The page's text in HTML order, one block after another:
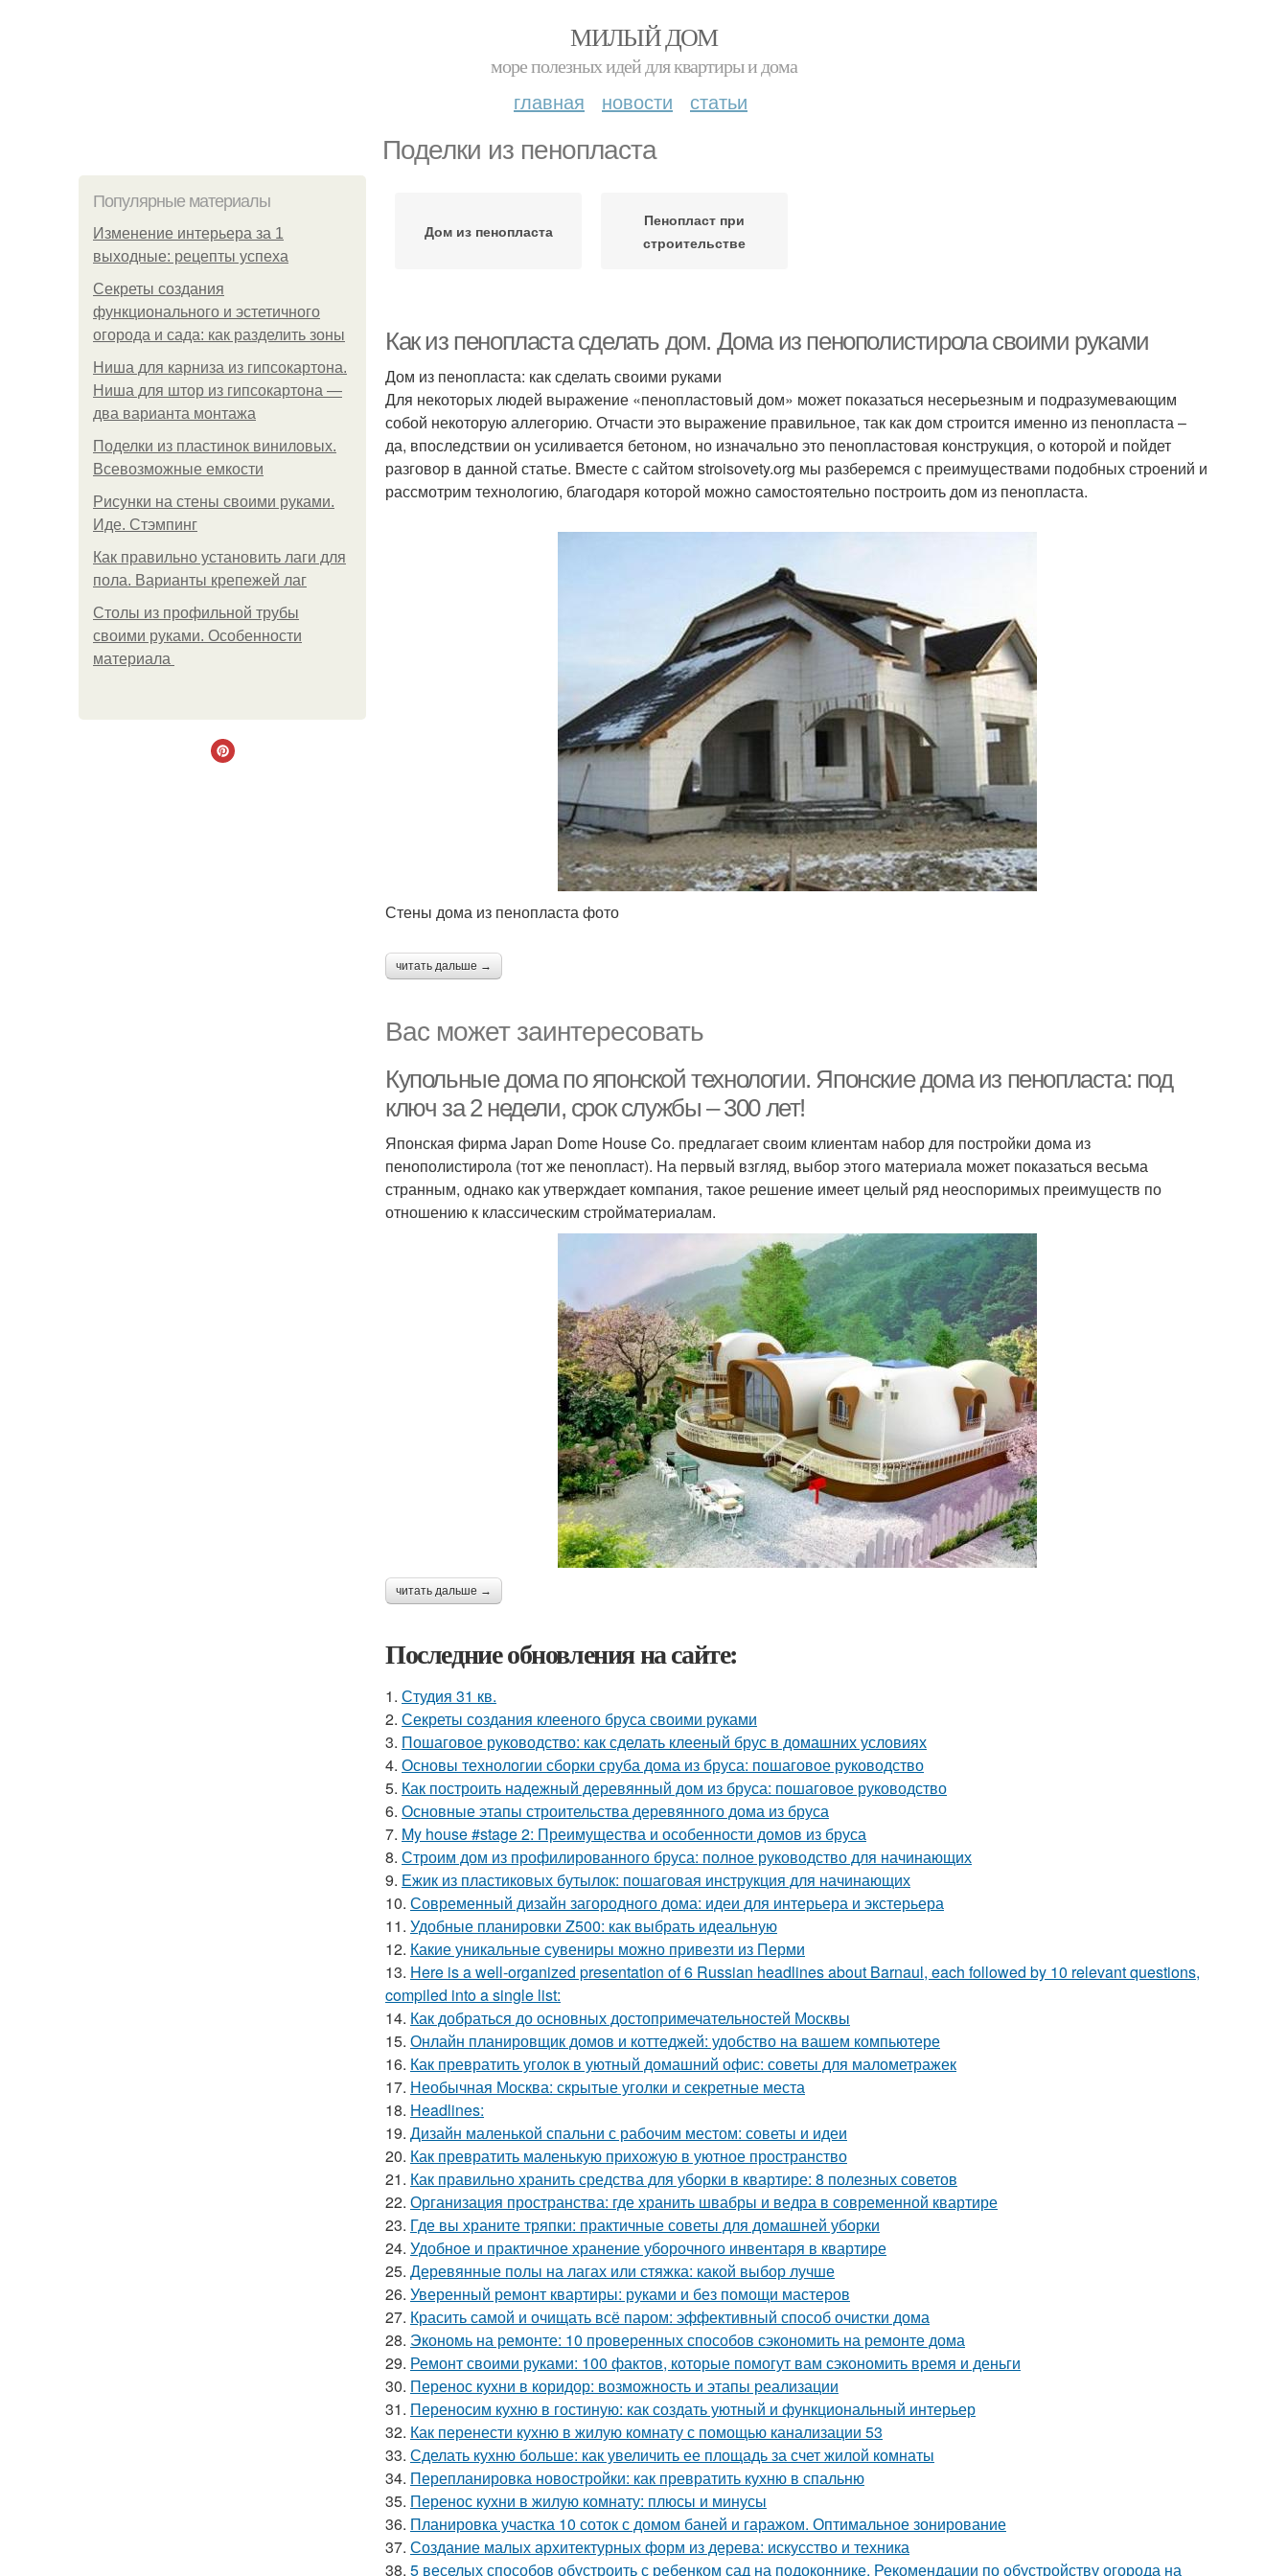
МИЛЫЙ ДОМ
море полезных идей для квартиры и дома
главная новости статьи
Поделки из пенопласта
Популярные материалы
Изменение интерьера за 1
выходные: рецепты успеха
Секреты создания
функционального и эстетичного
огорода и сада: как разделить зоны
Ниша для карниза из гипсокартона.
Ниша для штор из гипсокартона —
два варианта монтажа
Поделки из пластинок виниловых.
Всевозможные емкости
Рисунки на стены своими руками.
Иде. Стэмпинг
Как правильно установить лаги для
пола. Варианты крепежей лаг
Столы из профильной трубы
своими руками. Особенности
материала
Дом из пенопласта
Пенопласт при
строительстве
Как из пенопласта сделать дом. Дома из пенополистирола своими руками
Дом из пенопласта: как сделать своими руками
Для некоторых людей выражение «пенопластовый дом» может показаться несерьезным и подразумевающим
собой некоторую аллегорию. Отчасти это выражение правильное, так как дом строится именно из пенопласта –
да, впоследствии он усиливается бетоном, но изначально это пенопластовая конструкция, о которой и пойдет
разговор в данной статье. Вместе с сайтом stroisovety.org мы разберемся с преимуществами подобных строений и
рассмотрим технологию, благодаря которой можно самостоятельно построить дом из пенопласта.
Стены дома из пенопласта фото
читать дальше →
Вас может заинтересовать
Купольные дома по японской технологии. Японские дома из пенопласта: под
ключ за 2 недели, срок службы – 300 лет!
Японская фирма Japan Dome House Co. предлагает своим клиентам набор для постройки дома из
пенополистирола (тот же пенопласт). На первый взгляд, выбор этого материала может показаться весьма
странным, однако как утверждает компания, такое решение имеет целый ряд неоспоримых преимуществ по
отношению к классическим стройматериалам.
читать дальше →
Последние обновления на сайте:
1. Студия 31 кв.
2. Секреты создания клееного бруса своими руками
3. Пошаговое руководство: как сделать клееный брус в домашних условиях
4. Основы технологии сборки сруба дома из бруса: пошаговое руководство
5. Как построить надежный деревянный дом из бруса: пошаговое руководство
6. Основные этапы строительства деревянного дома из бруса
7. My house #stage 2: Преимущества и особенности домов из бруса
8. Строим дом из профилированного бруса: полное руководство для начинающих
9. Ежик из пластиковых бутылок: пошаговая инструкция для начинающих
10. Современный дизайн загородного дома: идеи для интерьера и экстерьера
11. Удобные планировки Z500: как выбрать идеальную
12. Какие уникальные сувениры можно привезти из Перми
13. Here is a well-organized presentation of 6 Russian headlines about Barnaul, each followed by 10 relevant questions,
compiled into a single list:
14. Как добраться до основных достопримечательностей Москвы
15. Онлайн планировщик домов и коттеджей: удобство на вашем компьютере
16. Как превратить уголок в уютный домашний офис: советы для малометражек
17. Необычная Москва: скрытые уголки и секретные места
18. Headlines:
19. Дизайн маленькой спальни с рабочим местом: советы и идеи
20. Как превратить маленькую прихожую в уютное пространство
21. Как правильно хранить средства для уборки в квартире: 8 полезных советов
22. Организация пространства: где хранить швабры и ведра в современной квартире
23. Где вы храните тряпки: практичные советы для домашней уборки
24. Удобное и практичное хранение уборочного инвентаря в квартире
25. Деревянные полы на лагах или стяжка: какой выбор лучше
26. Уверенный ремонт квартиры: руками и без помощи мастеров
27. Красить самой и очищать всё паром: эффективный способ очистки дома
28. Экономь на ремонте: 10 проверенных способов сэкономить на ремонте дома
29. Ремонт своими руками: 100 фактов, которые помогут вам сэкономить время и деньги
30. Перенос кухни в коридор: возможность и этапы реализации
31. Переносим кухню в гостиную: как создать уютный и функциональный интерьер
32. Как перенести кухню в жилую комнату с помощью канализации 53
33. Сделать кухню больше: как увеличить ее площадь за счет жилой комнаты
34. Перепланировка новостройки: как превратить кухню в спальню
35. Перенос кухни в жилую комнату: плюсы и минусы
36. Планировка участка 10 соток с домом баней и гаражом. Оптимальное зонирование
37. Создание малых архитектурных форм из дерева: искусство и техника
38. 5 веселых способов обустроить с ребенком сад на подоконнике. Рекомендации по обустройству огорода на